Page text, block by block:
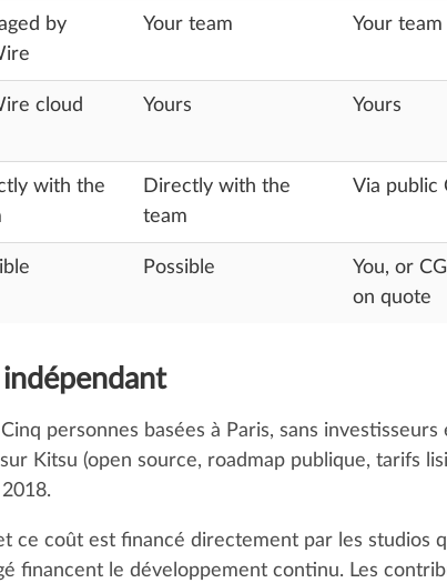
by
Your team Your team
cloud
Yours Yours
with the
Directly with the
team
Via public
Possible
You, or
on quote
personnes basées à Paris, sans
Kitsu (open source, roadmap publique, tarifs
ce coût est financé directement par les studios
financent le développement continu. Les